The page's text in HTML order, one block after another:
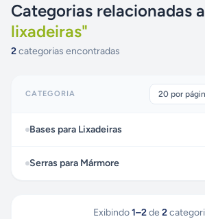
Categorias relacionadas a
lixadeiras"
2categorias encontradas
CATEGORIA
Bases para Lixadeiras
Serras para Mármore
Exibindo 1–2 de 2